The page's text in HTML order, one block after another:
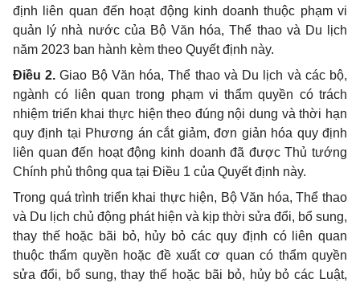
định liên quan đến hoạt động kinh doanh thuộc phạm vi
quản lý nhà nước của Bộ Văn hóa, Thể thao và Du lịch
năm 2023 ban hành kèm theo Quyết định này.
Điều 2.Giao Bộ Văn hóa, Thể thao và Du lịch và các bộ,
ngành có liên quan trong phạm vi thẩm quyền có trách
nhiệm triển khai thực hiện theo đúng nội dung và thời hạn
quy định tại Phương án cắt giảm, đơn giản hóa quy định
liên quan đến hoạt động kinh doanh đã được Thủ tướng
Chính phủ thông qua tại Điều 1 của Quyết định này.
Trong quá trình triển khai thực hiện, Bộ Văn hóa, Thể thao
và Du lịch chủ động phát hiện và kịp thời sửa đổi, bổ sung,
thay thế hoặc bãi bỏ, hủy bỏ các quy định có liên quan
thuộc thẩm quyền hoặc đề xuất cơ quan có thẩm quyền
sửa đổi, bổsung, thay thế hoặc bãi bỏ, hủy bỏ các Luật,